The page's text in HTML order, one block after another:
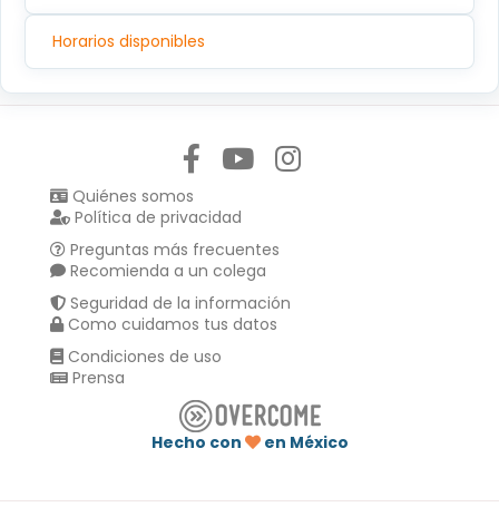
Horarios disponibles
Quiénes somos
Política de privacidad
Preguntas más frecuentes
Recomienda a un colega
Seguridad de la información
Como cuidamos tus datos
Condiciones de uso
Prensa
Hecho con
en México